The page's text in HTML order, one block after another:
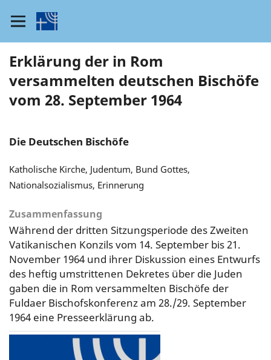
Erklärung der in Rom
versammelten deutschen Bischöfe
vom 28. September 1964
Die Deutschen Bischöfe
Katholische Kirche, Judentum, Bund Gottes,
Nationalsozialismus, Erinnerung
Zusammenfassung
Während der dritten Sitzungsperiode des Zweiten
Vatikanischen Konzils vom 14. September bis 21.
November 1964 und ihrer Diskussion eines Entwurfs
des heftig umstrittenen Dekretes über die Juden
gaben die in Rom versammelten Bischöfe der
Fuldaer Bischofskonferenz am 28./29. September
1964 eine Presseerklärung ab.